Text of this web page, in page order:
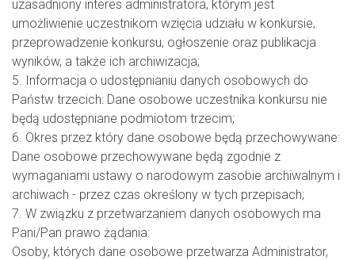
uzasadniony interes administratora, którym jest
umożliwienie uczestnikom wzięcia udziału w konkursie,
przeprowadzenie konkursu, ogłoszenie oraz publikacja
wyników, a także ich archiwizacja;
5. Informacja o udostępnianiu danych osobowych do
Państw trzecich: Dane osobowe uczestnika konkursu nie
będą udostępniane podmiotom trzecim;
6. Okres przez który dane osobowe będą przechowywane:
Dane osobowe przechowywane będą zgodnie z
wymaganiami ustawy o narodowym zasobie archiwalnym i
archiwach - przez czas określony w tych przepisach;
7. W związku z przetwarzaniem danych osobowych ma
Pani/Pan prawo żądania:
Osoby, których dane osobowe przetwarza Administrator,